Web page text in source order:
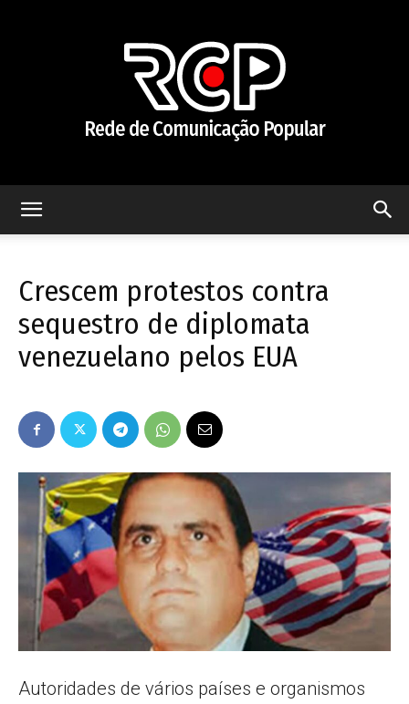
Popular
–
AL
Crescem protestos contra
sequestro de diplomata
venezuelano pelos EUA
Autoridades de vários países e organismos